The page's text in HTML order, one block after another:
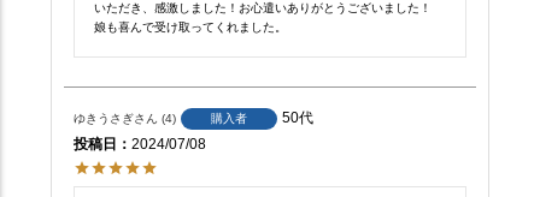
いただき、感激しました！お心遣いありがとうございました！
娘も喜んで受け取ってくれました。
ゆきうさぎ 4 購入者
50代
投稿日
2024/07/08